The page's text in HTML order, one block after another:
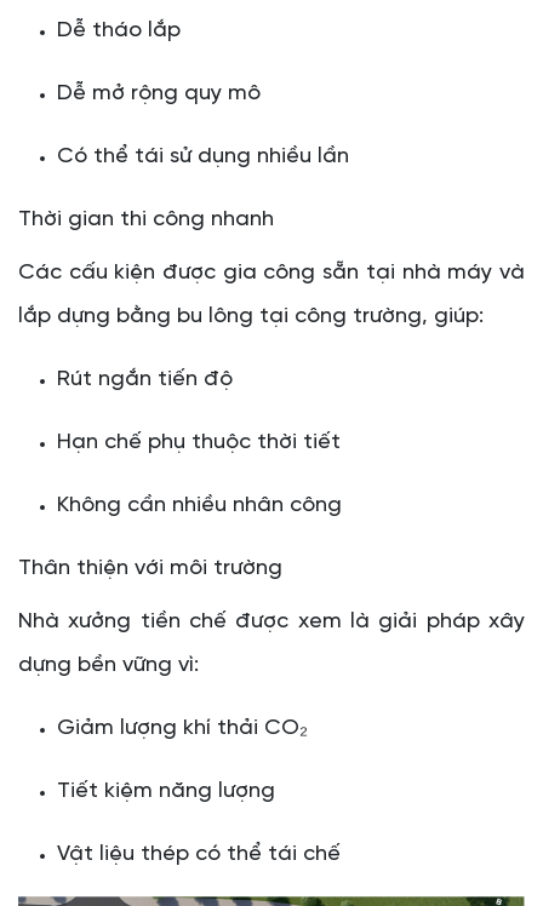
Dễ tháo lắp
Dễ mở rộng quy mô
Có thể tái sử dụng nhiều lần
Thời gian thi công nhanh
Các cấu kiện được gia công sẵn tại nhà máy và
lắp dựng bằng bu lông tại công trường, giúp:
Rút ngắn tiến độ
Hạn chế phụ thuộc thời tiết
Không cần nhiều nhân công
Thân thiện với môi trường
Nhà xưởng tiền chế được xem là giải pháp xây
dựng bền vững vì:
Giảm lượng khí thải CO₂
Tiết kiệm năng lượng
Vật liệu thép có thể tái chế